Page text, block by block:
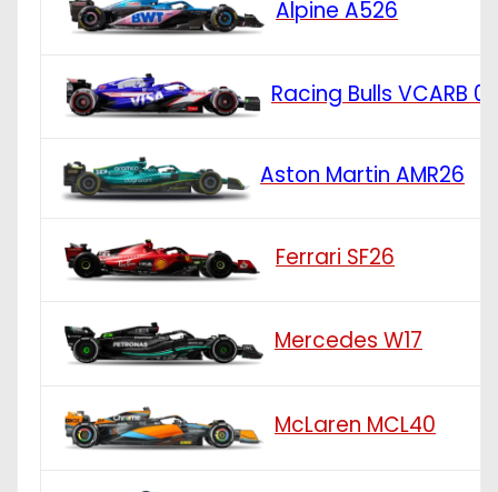
Alpine A526
Racing Bulls VCARB 03
Aston Martin AMR26
Ferrari SF26
Mercedes W17
McLaren MCL40